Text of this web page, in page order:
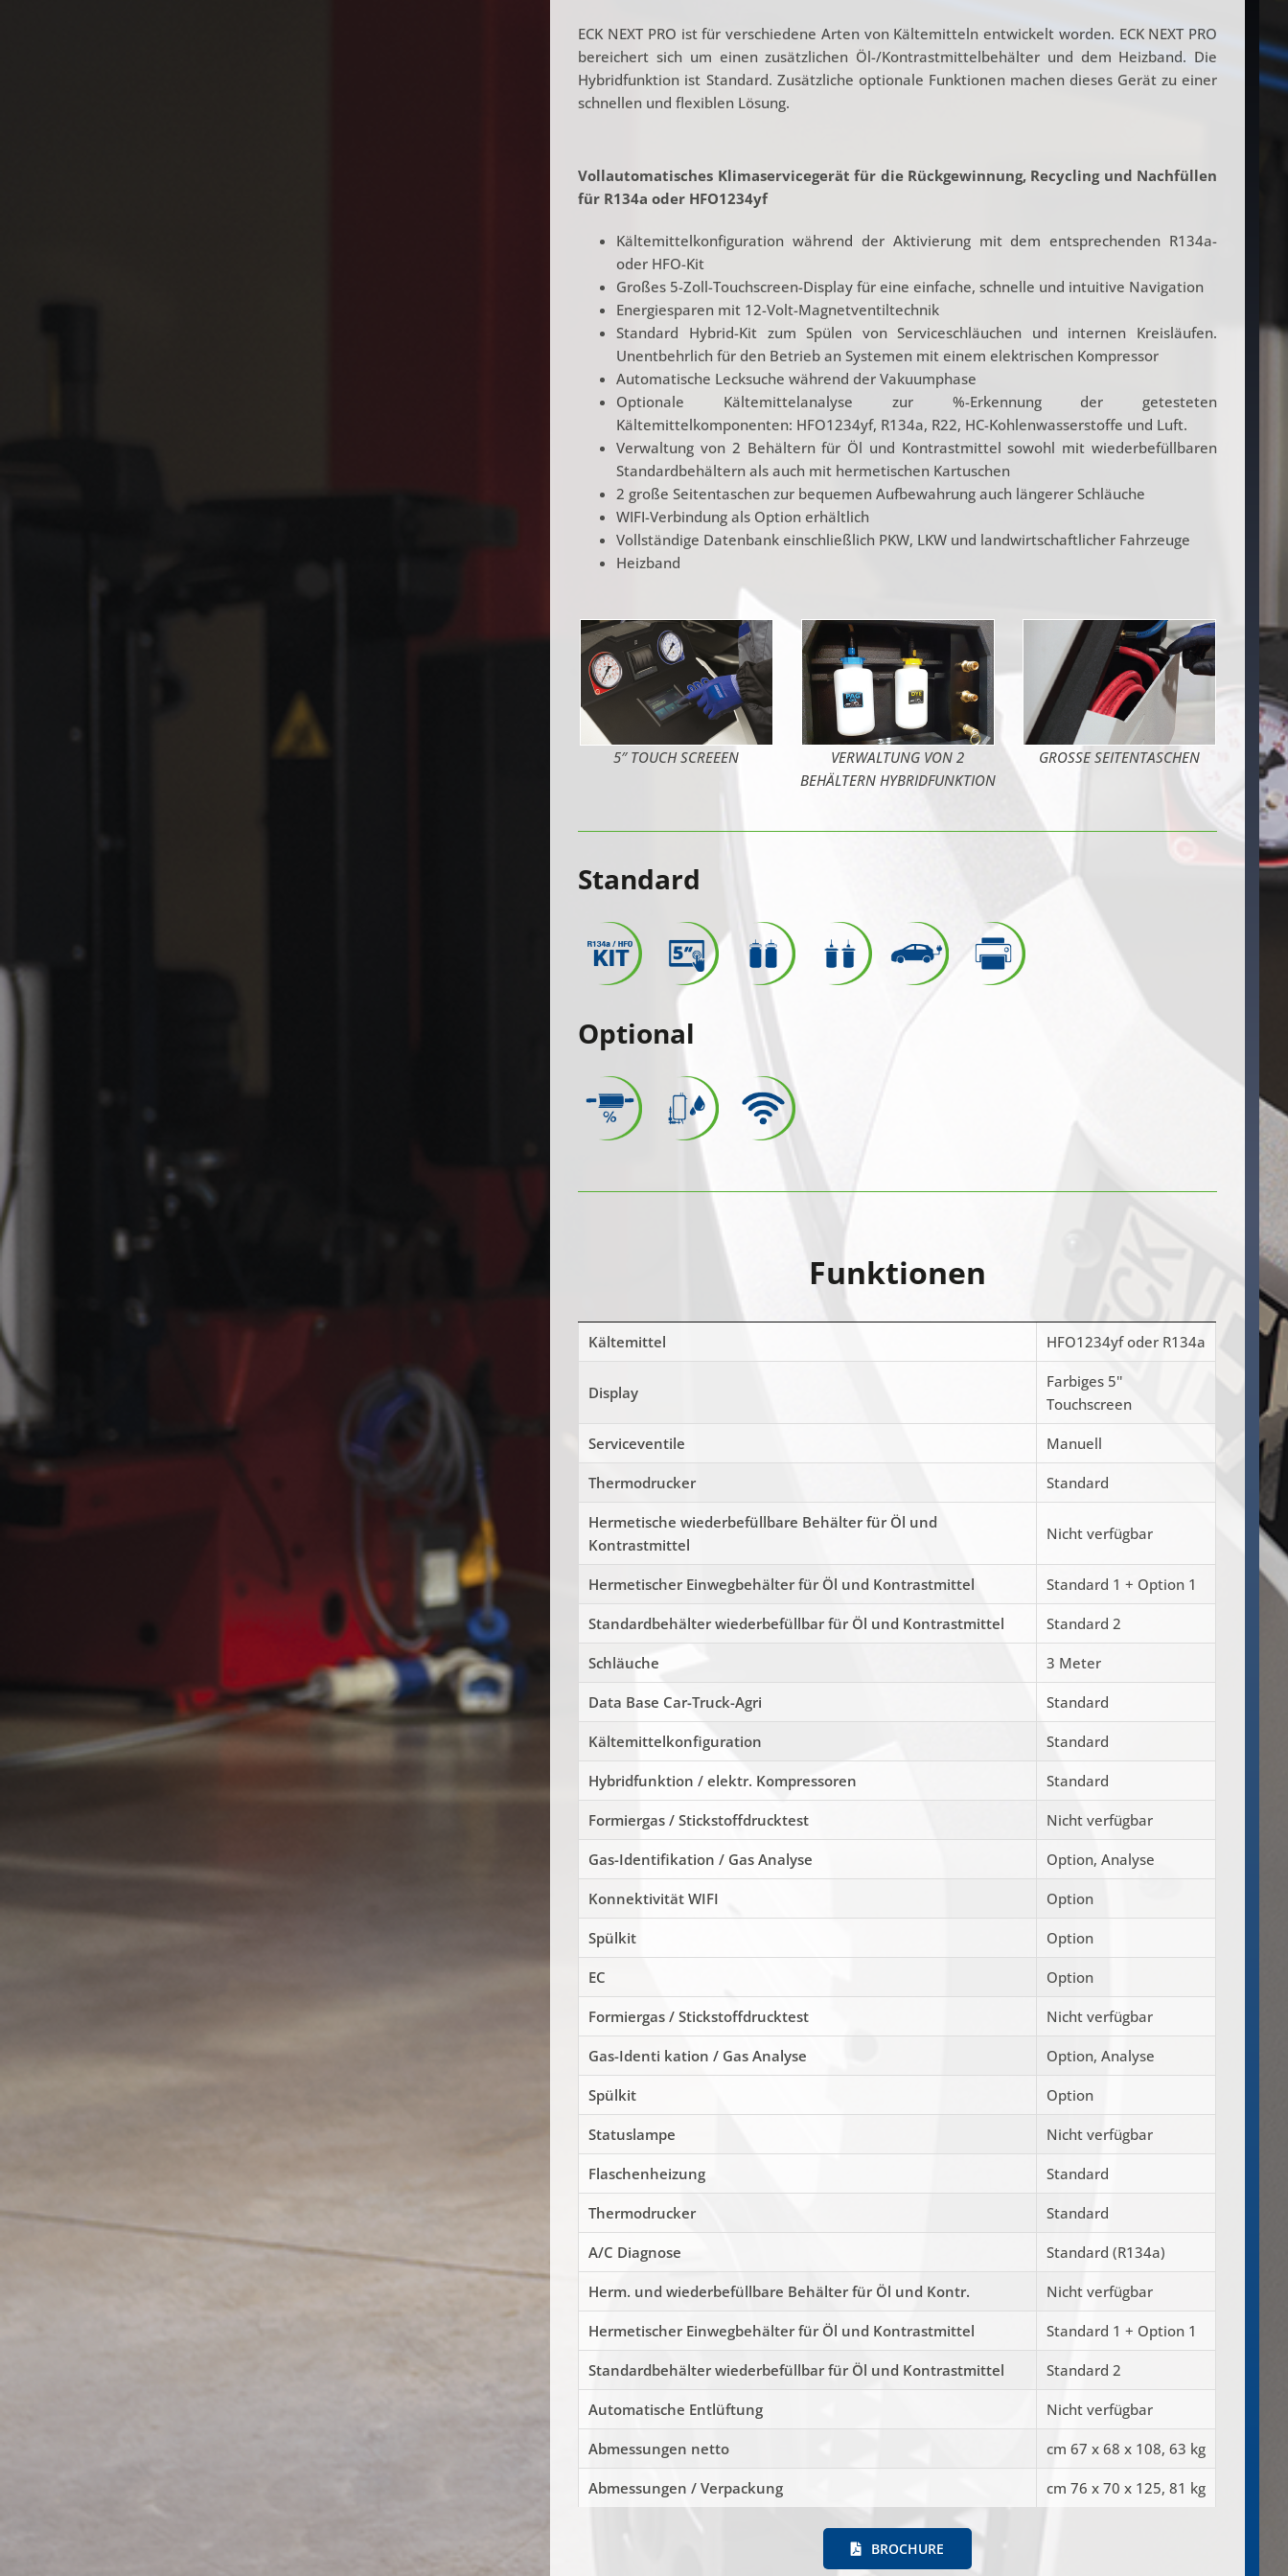
ECK NEXT PRO ist für verschiedene Arten von Kältemitteln entwickelt worden. ECK NEXT PRO
bereichert sich um einen zusätzlichen Öl-/Kontrastmittelbehälter und dem Heizband. Die
Hybridfunktion ist Standard. Zusätzliche optionale Funktionen machen dieses Gerät zu einer
schnellen und flexiblen Lösung.
Vollautomatisches Klimaservicegerät für die Rückgewinnung, Recycling und Nachfüllen
für R134a oder HFO1234yf
Kältemittelkonfiguration während der Aktivierung mit dem entsprechenden R134a-
oder HFO-Kit
Großes 5-Zoll-Touchscreen-Display für eine einfache, schnelle und intuitive Navigation
Energiesparen mit 12-Volt-Magnetventiltechnik
Standard Hybrid-Kit zum Spülen von Serviceschläuchen und internen Kreisläufen.
Unentbehrlich für den Betrieb an Systemen mit einem elektrischen Kompressor
Automatische Lecksuche während der Vakuumphase
Optionale Kältemittelanalyse zur %-Erkennung der getesteten
Kältemittelkomponenten: HFO1234yf, R134a, R22, HC-Kohlenwasserstoffe und Luft.
Verwaltung von 2 Behältern für Öl und Kontrastmittel sowohl mit wiederbefüllbaren
Standardbehältern als auch mit hermetischen Kartuschen
2 große Seitentaschen zur bequemen Aufbewahrung auch längerer Schläuche
WIFI-Verbindung als Option erhältlich
Vollständige Datenbank einschließlich PKW, LKW und landwirtschaftlicher Fahrzeuge
Heizband
5″ TOUCH SCREEEN
VERWALTUNG VON 2
BEHÄLTERN HYBRIDFUNKTION
GROSSE SEITENTASCHEN
Standard
Optional
Funktionen
Kältemittel HFO1234yf oder R134a
Display
Farbiges 5''
Touchscreen
Serviceventile Manuell
Thermodrucker Standard
Hermetische wiederbefüllbare Behälter für Öl und
Kontrastmittel
Nicht verfügbar
Hermetischer Einwegbehälter für Öl und Kontrastmittel Standard 1 + Option 1
Standardbehälter wiederbefüllbar für Öl und Kontrastmittel Standard 2
Schläuche 3 Meter
Data Base Car-Truck-Agri Standard
Kältemittelkonfiguration Standard
Hybridfunktion / elektr. Kompressoren Standard
Formiergas / Stickstoffdrucktest Nicht verfügbar
Gas-Identifikation / Gas Analyse Option, Analyse
Konnektivität WIFI Option
Spülkit Option
EC Option
Formiergas / Stickstoffdrucktest Nicht verfügbar
Gas-Identi kation / Gas Analyse Option, Analyse
Spülkit Option
Statuslampe Nicht verfügbar
Flaschenheizung Standard
Thermodrucker Standard
A/C Diagnose Standard (R134a)
Herm. und wiederbefüllbare Behälter für Öl und Kontr. Nicht verfügbar
Hermetischer Einwegbehälter für Öl und Kontrastmittel Standard 1 + Option 1
Standardbehälter wiederbefüllbar für Öl und Kontrastmittel Standard 2
Automatische Entlüftung Nicht verfügbar
Abmessungen netto cm 67 x 68 x 108, 63 kg
Abmessungen / Verpackung cm 76 x 70 x 125, 81 kg
BROCHURE